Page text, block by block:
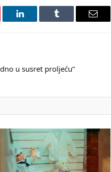
LinkedIn Tumblr Email
u susret proljeću”